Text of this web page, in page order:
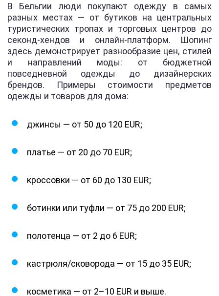
В Бельгии люди покупают одежду в самых
разных местах — от бутиков на центральных
туристических тропах и торговых центров до
секонд-хендов и онлайн-платформ. Шопинг
здесь демонстрирует разнообразие цен, стилей
и направлений моды: от бюджетной
повседневной одежды до дизайнерских
брендов. Примеры стоимости предметов
одежды и товаров для дома:
джинсы — от 50 до 120 EUR;
платье — от 20 до 70 EUR;
кроссовки — от 60 до 130 EUR;
ботинки или туфли — от 75 до 200 EUR;
полотенца — от 2 до 6 EUR;
кастрюля/сковорода — от 15 до 35 EUR;
косметика — от 2–10 EUR и выше.